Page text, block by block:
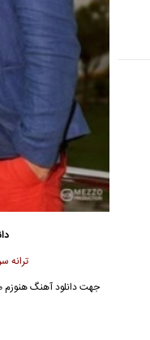
ترانه
جهت دانلود آهنگ هنوزم